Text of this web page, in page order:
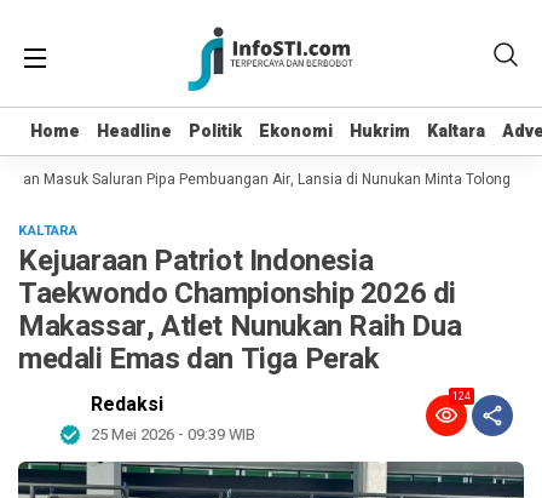
Home Headline Politik Ekonomi Hukrim Kaltara
Home Headline Politik Ekonomi Hukrim Kaltara
Masuk Saluran Pipa Pembuangan Air, Lansia di Nunukan Minta Tolong
KALTARA
Kejuaraan Patriot Indonesia
Taekwondo Championship 2026 di
Makassar, Atlet Nunukan Raih Dua
medali Emas dan Tiga Perak
Redaksi
25 Mei 2026 - 09:39 WIB
124